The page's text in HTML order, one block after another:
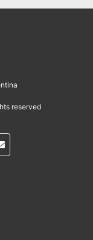
reserved